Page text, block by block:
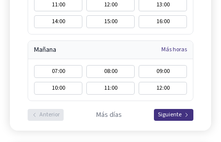
11:00 12:00
13:00
14:00
15:00 16:00
Mañana Más horas
07:00 08:00
09:00
10:00
11:00 12:00
Anterior Más días Siguiente